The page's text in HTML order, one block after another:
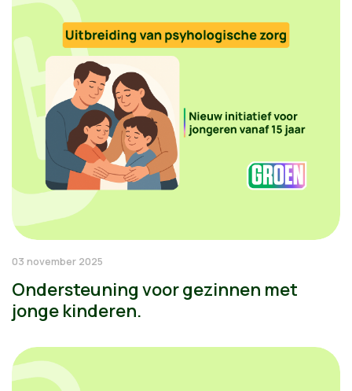
03 november 2025
Ondersteuning voor gezinnen met
jonge kinderen.